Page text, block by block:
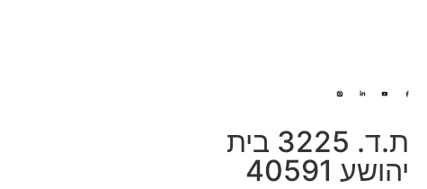
ת.ד. 3225 בית
יהושע 40591